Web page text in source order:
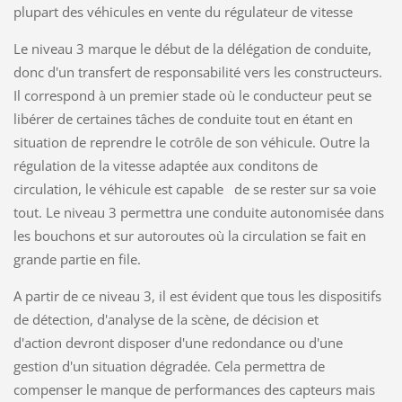
plupart des véhicules en vente du régulateur de vitesse
Le niveau 3 marque le début de la délégation de conduite,
donc d'un transfert de responsabilité vers les constructeurs.
Il correspond à un premier stade où le conducteur peut se
libérer de certaines tâches de conduite tout en étant en
situation de reprendre le cotrôle de son véhicule. Outre la
régulation de la vitesse adaptée aux conditons de
circulation, le véhicule est capable de se rester sur sa voie
tout. Le niveau 3 permettra une conduite autonomisée dans
les bouchons et sur autoroutes où la circulation se fait en
grande partie en file.
A partir de ce niveau 3, il est évident que tous les dispositifs
de détection, d'analyse de la scène, de décision et
d'action devront disposer d'une redondance ou d'une
gestion d'un situation dégradée. Cela permettra de
compenser le manque de performances des capteurs mais